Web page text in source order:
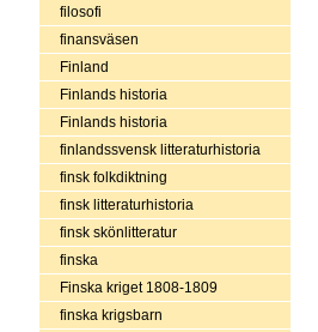
filosofi
finansväsen
Finland
Finlands historia
Finlands historia
finlandssvensk litteraturhistoria
finsk folkdiktning
finsk litteraturhistoria
finsk skönlitteratur
finska
Finska kriget 1808-1809
finska krigsbarn